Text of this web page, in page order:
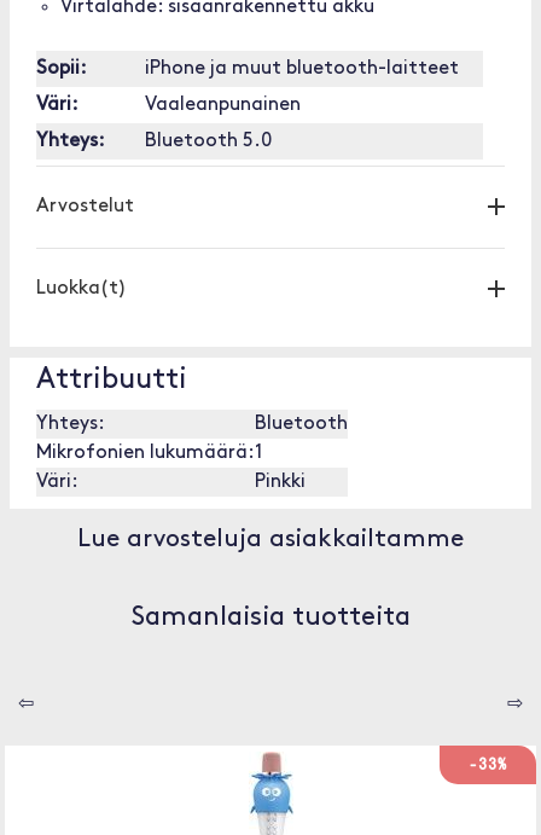
Virtalähde: sisäänrakennettu akku
Sopii:
iPhone ja muut bluetooth-laitteet
Väri:
Vaaleanpunainen
Yhteys:
Bluetooth 5.0
Arvostelut
Luokka(t)
Attribuutti
Yhteys:
Bluetooth
Mikrofonien lukumäärä:1
Väri:
Pinkki
Lue arvosteluja asiakkailtamme
Samanlaisia tuotteita
⇦ ⇨
-33%